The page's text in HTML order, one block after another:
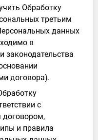
Обработку
третьим
данных
в
законодательства
договора).
с
и правила